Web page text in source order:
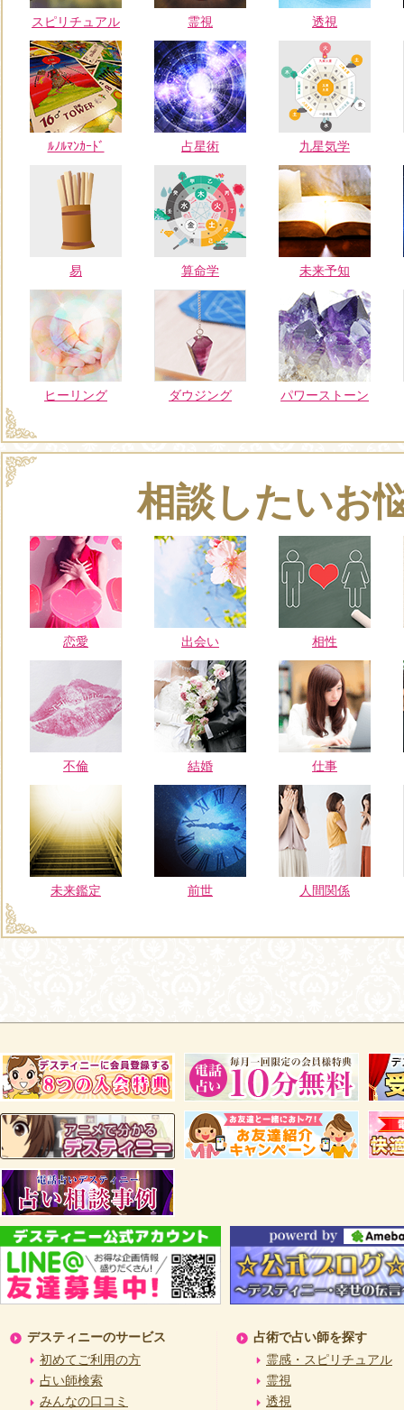
スピリチュアル 霊視 透視
ﾙﾉﾙﾏﾝｶｰﾄﾞ 占星術 九星気学
易 算命学 未来予知
ヒーリング ダウジング パワーストーン
相談したいお
恋愛 出会い 相性
不倫 結婚 仕事
未来鑑定 前世 人間関係
デスティニーのサービス
初めてご利用の方
占い師検索
みんなの口コミ
占術で占い師を探す
霊感・スピリチュアル
霊視
透視